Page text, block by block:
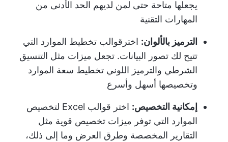
يجعلها متاحة حتى لمن لديهم الحد الأدنى من
المهارات التقنية
الترميز بالألوان: اختر قوالب تخطيط الموارد التي
تتيح لك تصور البيانات. تجعل ميزات مثل التنسيق
الشرطي والترميز اللوني تخطيط سعة الموارد
وتخصيصها أسهل وأسرع
إمكانية التخصيص:
اختر قوالب Excel لتخصيص
الموارد التي توفر ميزات تخصيص قوية مثل
التقارير المخصصة وطرق العرض وما إلى ذلك،